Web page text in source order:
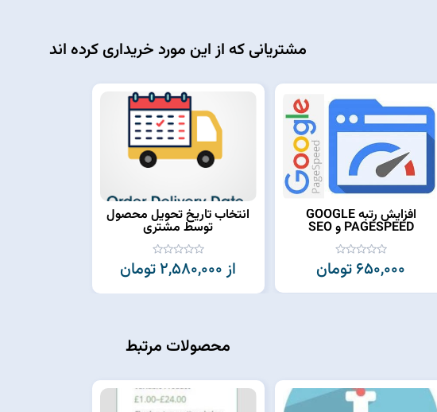
مشتریانی که از این مورد خریداری کرده اند
افزایش رتبه GOOGLE
PAGESPEED و SEO
650,000 تومان
انتخاب تاریخ تحویل محصول
توسط مشتری
از 2,580,000 تومان
محصولات مرتبط